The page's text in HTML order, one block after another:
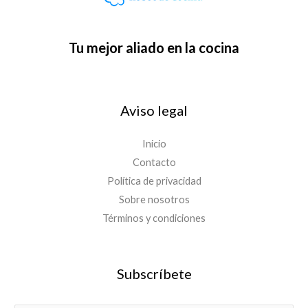
Tu mejor aliado en la cocina
Aviso legal
Inicio
Contacto
Política de privacidad
Sobre nosotros
Términos y condiciones
Subscríbete